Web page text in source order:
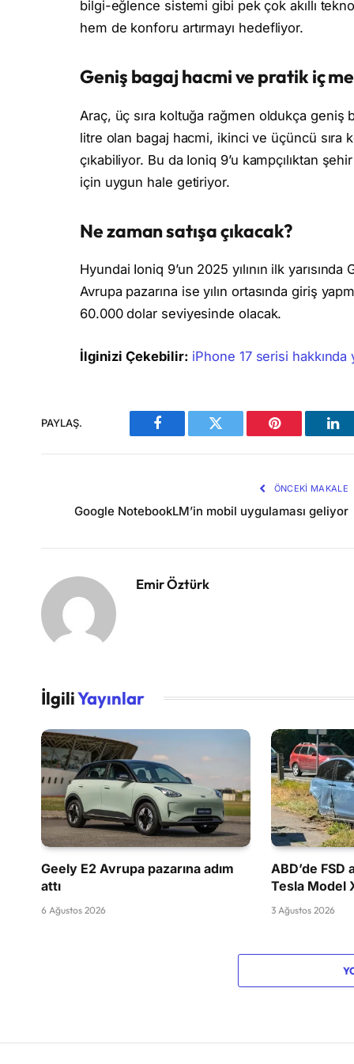
bilgi-eğlence sistemi gibi pek çok akıllı
hem de konforu artırmayı hedefliyor.
Geniş bagaj hacmi ve pratik iç
Araç, üç sıra koltuğa rağmen oldukça
litre olan bagaj hacmi, ikinci ve üçüncü sıra
çıkabiliyor. Bu da Ioniq 9’u kampçılıktan
için uygun hale getiriyor.
Ne zaman satışa çıkacak?
Hyundai Ioniq 9’un 2025 yılının ilk
Avrupa pazarına ise yılın ortasında giriş
60.000 dolar seviyesinde olacak.
İlginizi Çekebilir: iPhone 17 serisi
PAYLAŞ.
Facebook Twitter Pinterest
ÖNCEKI MAKALE
Google NotebookLM’in mobil uygulaması geliyor
Emir Öztürk
İlgiliYayınlar
Geely E2 Avrupa pazarına adım
attı
6 Ağustos 2026
ABD’de FSD
Tesla Model
3 Ağustos 2026